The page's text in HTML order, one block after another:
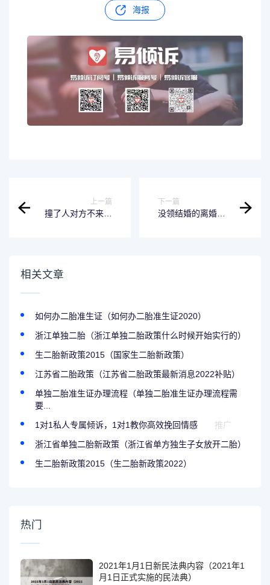
海报
上一篇
撞了人对方不来交
下一篇
没领结婚的离婚怎
相关文章
如何办二胎准生证（如何办二胎准生证2020）
浙江单独二胎（浙江单独二胎政策什么时候开始实行的）
生二胎新政策2015（国家生二胎新政策）
江苏省二胎政策（江苏省二胎政策最新消息2022补贴）
单独二胎准生证办理流程（单独二胎准生证办理流程需
要...
1对1私人专属倾诉，1对1教你高效挽回情感
推广
浙江省单独二胎新政策（浙江省单方独生子女放开二胎）
生二胎新政策2015（生二胎新政策2022）
热门
2021年1月1日新民法典内容（2021年1
月1日正式实施的民法典）